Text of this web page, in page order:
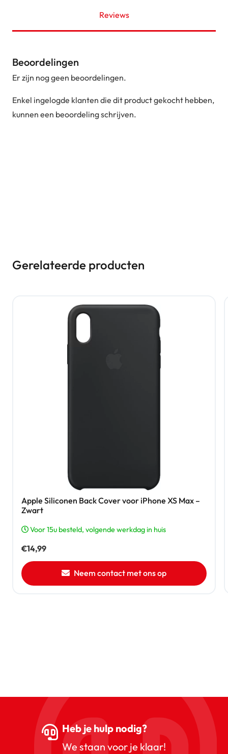
Reviews
Beoordelingen
Er zijn nog geen beoordelingen.
Enkel ingelogde klanten die dit product gekocht hebben,
kunnen een beoordeling schrijven.
Gerelateerde producten
Apple Siliconen Back Cover voor iPhone XS Max –
Zwart
Voor 15u besteld, volgende werkdag in huis
€14,99
Neem contact met ons op
Heb je hulp nodig?
We staan voor je klaar!